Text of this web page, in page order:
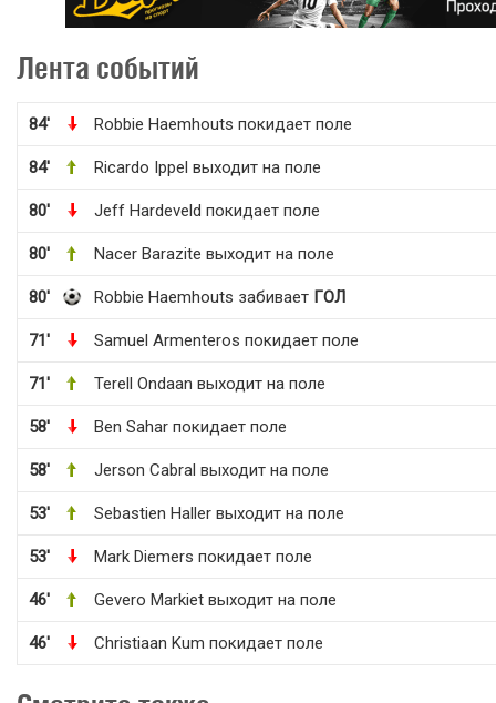
Лента событий
84' Robbie Haemhouts покидает поле
84' Ricardo Ippel выходит на поле
80' Jeff Hardeveld покидает поле
80' Nacer Barazite выходит на поле
80' Robbie Haemhouts забивает ГОЛ
71' Samuel Armenteros покидает поле
71' Terell Ondaan выходит на поле
58' Ben Sahar покидает поле
58' Jerson Cabral выходит на поле
53' Sebastien Haller выходит на поле
53' Mark Diemers покидает поле
46' Gevero Markiet выходит на поле
46' Christiaan Kum покидает поле